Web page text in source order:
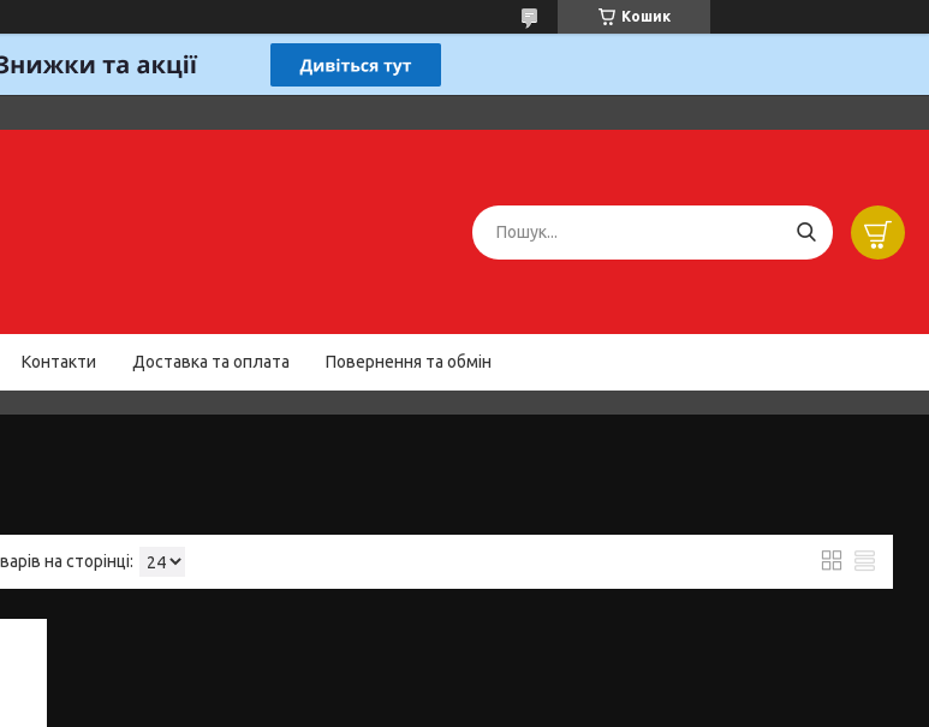
Кошик
Контакти Доставка та оплата Повернення та обмін